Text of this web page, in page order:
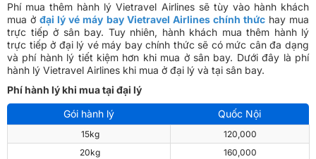
Phí mua thêm hành lý Vietravel Airlines sẽ tùy vào hành khách
mua ởđại lý vé máy bay Vietravel Airlines chính thứchay mua
trực tiếp ở sân bay. Tuy nhiên, hành khách mua thêm hành lý
trực tiếp ở đại lý vé máy bay chính thức sẽ có mức cân đa dạng
và phí hành lý tiết kiệm hơn khi mua ở sân bay. Dưới đây là phí
hành lý Vietravel Airlines khi mua ở đại lý và tại sân bay.
Phí hành lý khi mua tại đại lý
Gói hành lý
Quốc Nội
15kg
120,000
20kg
160,000